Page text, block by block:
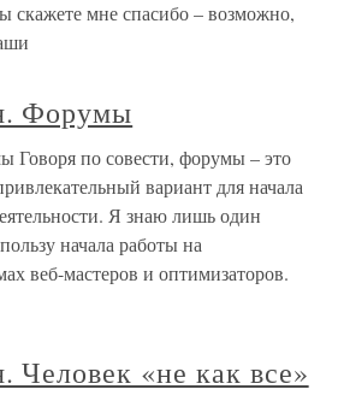
скажете мне спасибо – возможно,
Форумы
Говоря по совести, форумы – это
вариант для начала
Я знаю лишь один
начала работы на
веб-мастеров и оптимизаторов.
Человек «не как все»